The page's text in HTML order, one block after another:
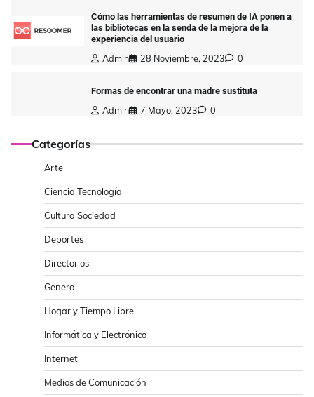
Cómo las herramientas de resumen de IA ponen a
las bibliotecas en la senda de la mejora de la
experiencia del usuario
Admin 28 Noviembre, 2023 0
Formas de encontrar una madre sustituta
Admin 7 Mayo, 2023 0
Categorías
Arte
Ciencia Tecnología
Cultura Sociedad
Deportes
Directorios
General
Hogar y Tiempo Libre
Informática y Electrónica
Internet
Medios de Comunicación